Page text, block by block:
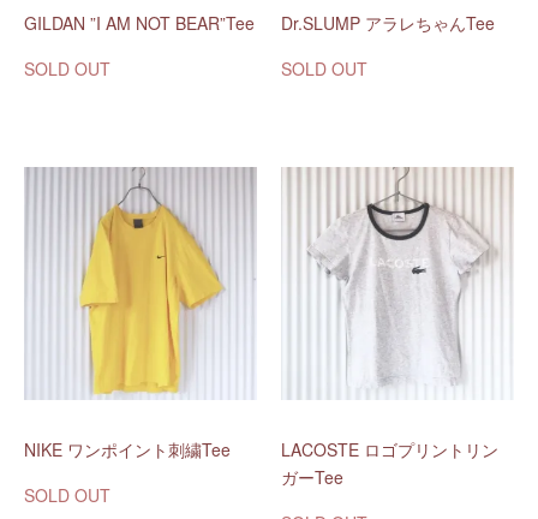
GILDAN ”I AM NOT BEAR”Tee
SOLD OUT
Dr.SLUMP アラレちゃんTee
SOLD OUT
NIKE ワンポイント刺繍Tee
SOLD OUT
LACOSTE ロゴプリントリン
ガーTee